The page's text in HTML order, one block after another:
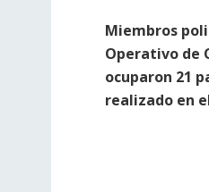
Miembros
Operativo de
ocuparon 21
realizado en